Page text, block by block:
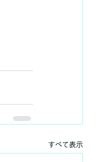
すべて表示